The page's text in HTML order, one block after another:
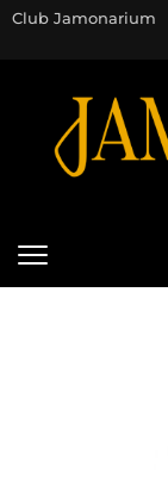
Club Jamonarium